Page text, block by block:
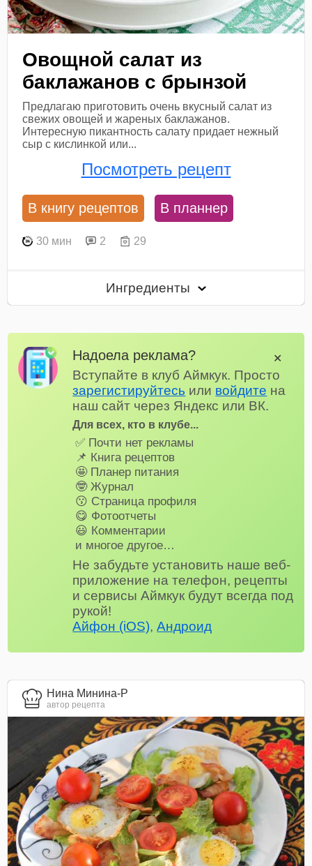
Овощной салат из
баклажанов с брынзой
Предлагаю приготовить очень вкусный салат из
свежих овощей и жареных баклажанов.
Интересную пикантность салату придает нежный
сыр с кислинкой или...
Посмотреть рецепт
В книгу рецептов В планнер
30 мин 2 29
Ингредиенты
Надоела реклама?
Вступайте в клуб Аймкук. Просто
зарегистируйтесь или войдите на
наш сайт через Яндекс или ВК.
Для всех, кто в клубе...
✅ Почти нет рекламы
📌 Книга рецептов
🤩 Планер питания
🤓 Журнал
😗 Страница профиля
😋 Фотоотчеты
😃 Комментарии
и многое другое…
Не забудьте установить наше веб-
приложение на телефон, рецепты
и сервисы Аймкук будут всегда под
рукой!
Айфон (iOS),Андроид
✕
Нина Минина-Р
автор рецепта